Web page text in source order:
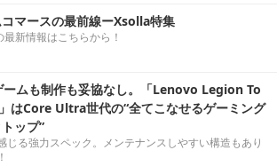
マースの最前線ーXsolla特集
最新情報はこちらから！
ムも制作も妥協なし。「Lenovo Legion To
はCore Ultra世代の“全てこなせるゲーミング
ップ”
じる強力スペック。メンテナンスしやすい構造もあり